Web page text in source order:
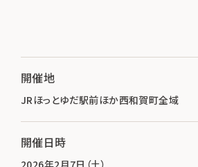
開催地
JRほっとゆだ駅前ほか西和賀町全域
開催日時